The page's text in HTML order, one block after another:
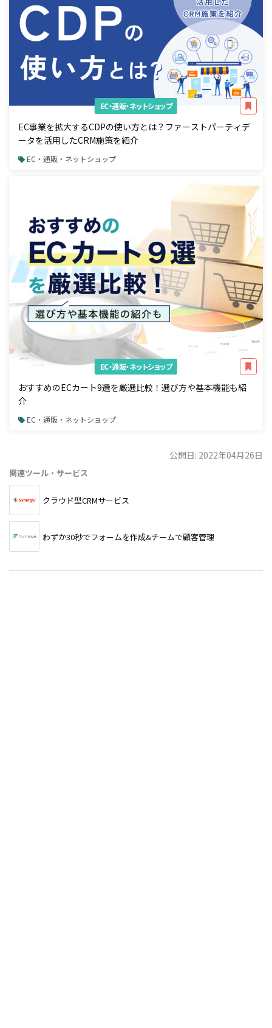
EC・通販・ネットショップ
EC事業を拡大するCDPの使い方とは？ファーストパーティデ
ータを活用したCRM施策を紹介
EC・通販・ネットショップ
EC・通販・ネットショップ
おすすめのECカート9選を厳選比較！選び方や基本機能も紹
介
EC・通販・ネットショップ
公開日: 2022年04月26日
関連ツール・サービス
クラウド型CRMサービス
わずか30秒でフォームを作成&チームで顧客管理